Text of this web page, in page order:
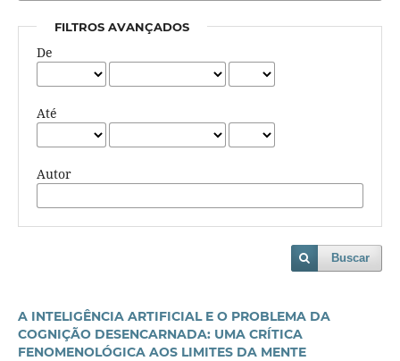
FILTROS AVANÇADOS
De
Até
Autor
Buscar
A INTELIGÊNCIA ARTIFICIAL E O PROBLEMA DA
COGNIÇÃO DESENCARNADA: UMA CRÍTICA
FENOMENOLÓGICA AOS LIMITES DA MENTE